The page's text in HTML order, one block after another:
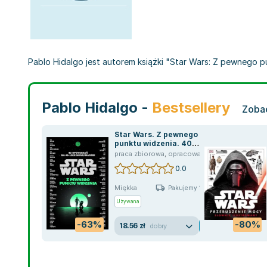
Pablo Hidalgo jest autorem książki "Star Wars: Z
Pablo Hidalgo - Bestsellery
-63%
Star Wars. Z pewnego
punktu widzenia. 40
opowiadań na 40-lecie
Nowej nadziei
praca zbiorowa, opracowanie zbiorowe ,Ben
0.0
Miękka Pakujemy 10.08
Używana
18.56 zł dobry -80%